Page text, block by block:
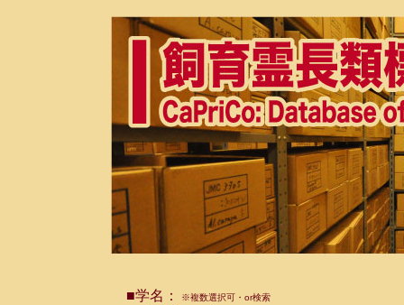
■学名： ※複数選択可・or検索